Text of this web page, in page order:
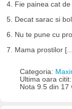
4. Fie painea cat
5. Decat sarac si
6. Nu te pune cu
7. Mama prostilor
Categoria:
Ultima oara
Nota 9.5 din 17